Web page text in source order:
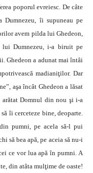
poporul evreiesc. De câte
îi supuneau pe
avem pilda lui Ghedeon,
Dumnezeu, i-a biruit pe
Ghedeon a adunat mai întâi
madianiţilor. Dar
aşa încât Ghedeon a lăsat
arătat Domnul din nou şi i-a
îi cerceteze bine, deoparte.
pumni, pe acela să-l pui
să bea apă, pe aceia să nu-i
ce vor lua apă în pumni. A
din atâta mulţime de oaste!